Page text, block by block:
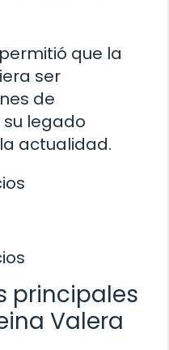
que la
ser
de
legado
actualidad.
principales
Valera